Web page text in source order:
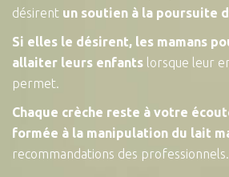
désirent un soutien à la poursuite
Si elles le désirent, les mamans
allaiter leurs enfants lorsque leur
permet.
Chaque crèche reste à votre
formée à la manipulation du lait
recommandations des professionnels.